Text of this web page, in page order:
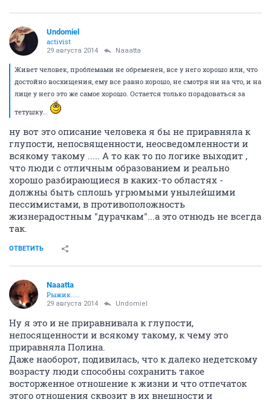
Undomiel
activist
29 августа 2014 Naaatta
Живет человек, проблемами не обременен, все у него хорошо или, что
достойно восхищения, ему все равно хорошо, не смотря ни на что, и на
лице у него это же самое хорошо. Остается только порадоваться за
тетушку...
ну вот это описание человека я бы не приравняла к
глупости, непосвященности, неосведомленности и
всякому такому ..... А то как то по логике выходит ,
что люди с отличным образованием и реально
хорошо разбирающиеся в каких-то областях -
должны быть сплошь угрюмыми унылейшими
пессимистами, в противоположность
жизнерадостным "дурачкам"...а это отнюдь не всегда
так.
ОТВЕТИТЬ
Naaatta
Рыжик.....
29 августа 2014 Undomiel
Ну я это и не приравнивала к глупости,
непосященности и всякому такому, к чему это
приравняла Полина.
Даже наоборот, подивилась, что к далеко недетскому
возрасту люди способны сохранить такое
восторженное отношение к жизни и что отпечаток
этого отношения сквозит в их внешности и